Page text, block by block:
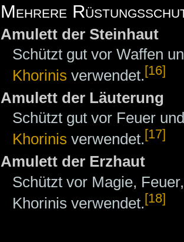
Mehrere
Amulett der Steinhaut
Schützt gut vor Waffen
Khorinis verwendet.[16]
Amulett der Läuterung
Schützt gut vor Feuer
Khorinis verwendet. [17]
Amulett der Erzhaut
Schützt vor Magie,
Khorinis verwendet.[18]